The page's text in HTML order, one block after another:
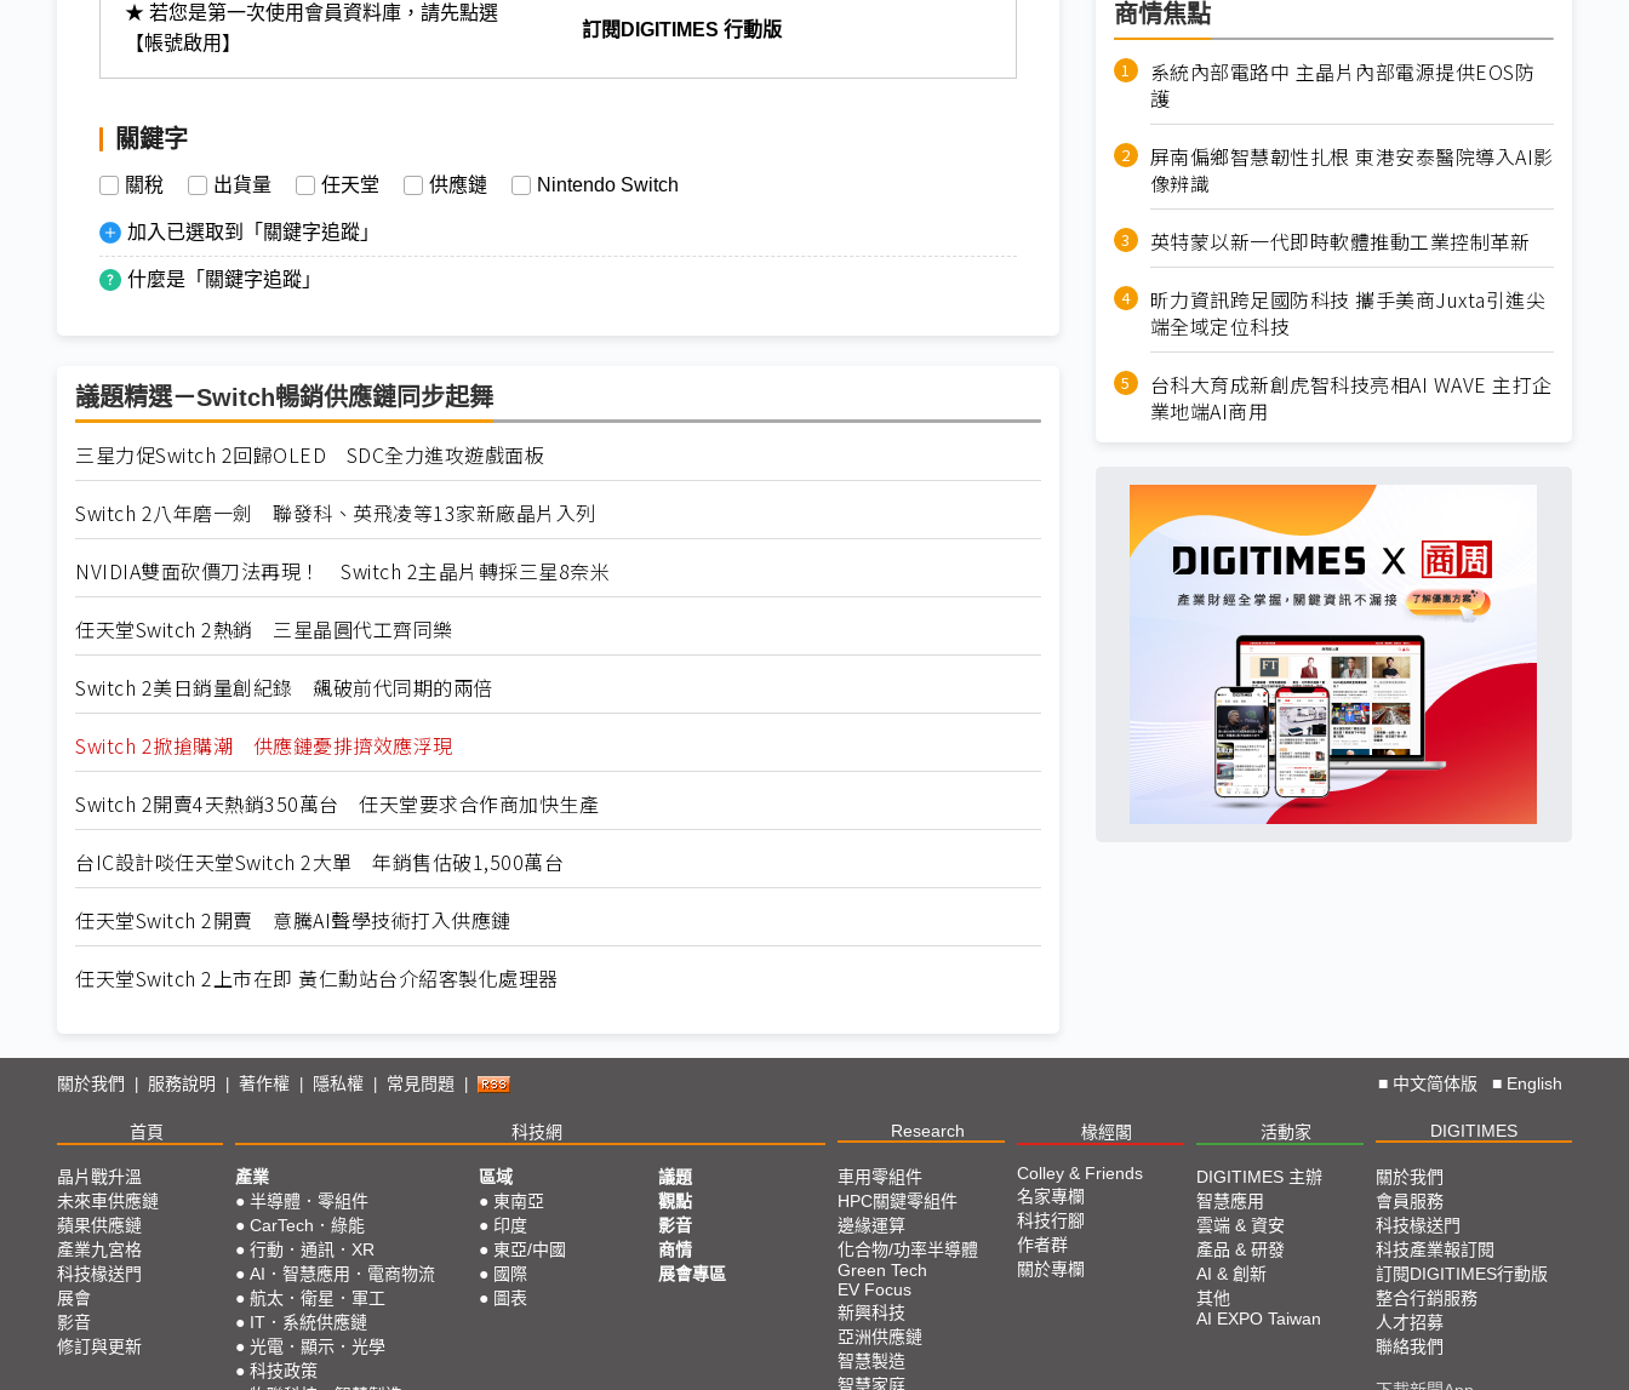
★ 若您是第一次使用會員資料庫，請先點選
【帳號啟用】
訂閱DIGITIMES 行動版
關鍵字
關稅 出貨量 任天堂 供應鏈 Nintendo Switch
加入已選取到「關鍵字追蹤」
什麼是「關鍵字追蹤」
議題精選－Switch暢銷供應鏈同步起舞
三星力促Switch 2回歸OLED SDC全力進攻遊戲面板
Switch 2八年磨一劍 聯發科、英飛凌等13家新廠晶片入列
NVIDIA雙面砍價刀法再現！ Switch 2主晶片轉採三星8奈米
任天堂Switch 2熱銷 三星晶圓代工齊同樂
Switch 2美日銷量創紀錄 飆破前代同期的兩倍
Switch 2掀搶購潮 供應鏈憂排擠效應浮現
Switch 2開賣4天熱銷350萬台 任天堂要求合作商加快生產
台IC設計啖任天堂Switch 2大單 年銷售估破1,500萬台
任天堂Switch 2開賣 意騰AI聲學技術打入供應鏈
任天堂Switch 2上市在即 黃仁勳站台介紹客製化處理器
商情焦點
系統內部電路中 主晶片內部電源提供EOS防
護
屏南偏鄉智慧韌性扎根 東港安泰醫院導入AI影
像辨識
英特蒙以新一代即時軟體推動工業控制革新
昕力資訊跨足國防科技 攜手美商Juxta引進尖
端全域定位科技
台科大育成新創虎智科技亮相AI WAVE 主打企
業地端AI商用
關於我們 服務說明 著作權 隱私權 常見問題 ■ 中文简体版 ■ English
首頁 科技網 Research 椽經閣 活動家 DIGITIMES
晶片戰升溫
未來車供應鏈
蘋果供應鏈
產業九宮格
科技椽送門
展會
影音
修訂與更新
產業
● 半導體．零組件
● CarTech．綠能
● 行動．通訊．XR
● AI．智慧應用．電商物流
● 航太．衛星．軍工
● IT．系統供應鏈
● 光電．顯示．光學
● 科技政策
區域
● 東南亞
● 印度
● 東亞/中國
● 國際
● 圖表
議題
觀點
影音
商情
展會專區
車用零組件
HPC關鍵零組件
邊緣運算
化合物/功率半導體
Green Tech
EV Focus
新興科技
亞洲供應鏈
智慧製造
智慧家庭
Colley & Friends
名家專欄
科技行腳
作者群
關於專欄
DIGITIMES 主辦
智慧應用
雲端 & 資安
產品 & 研發
AI & 創新
其他
AI EXPO Taiwan
關於我們
會員服務
科技椽送門
科技產業報訂閱
訂閱DIGITIMES行動版
整合行銷服務
人才招募
聯絡我們